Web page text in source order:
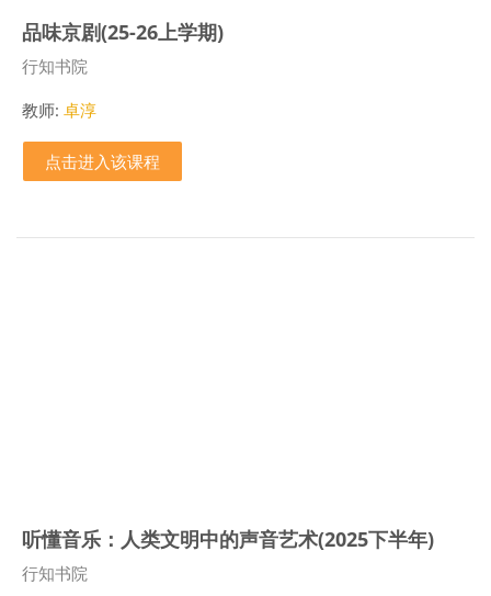
品味京剧(25-26上学期)
课程类别
行知书院
教师: 卓淳
点击进入该课程
听懂音乐：人类文明中的声音艺术(2025下半年)
课程类别
行知书院